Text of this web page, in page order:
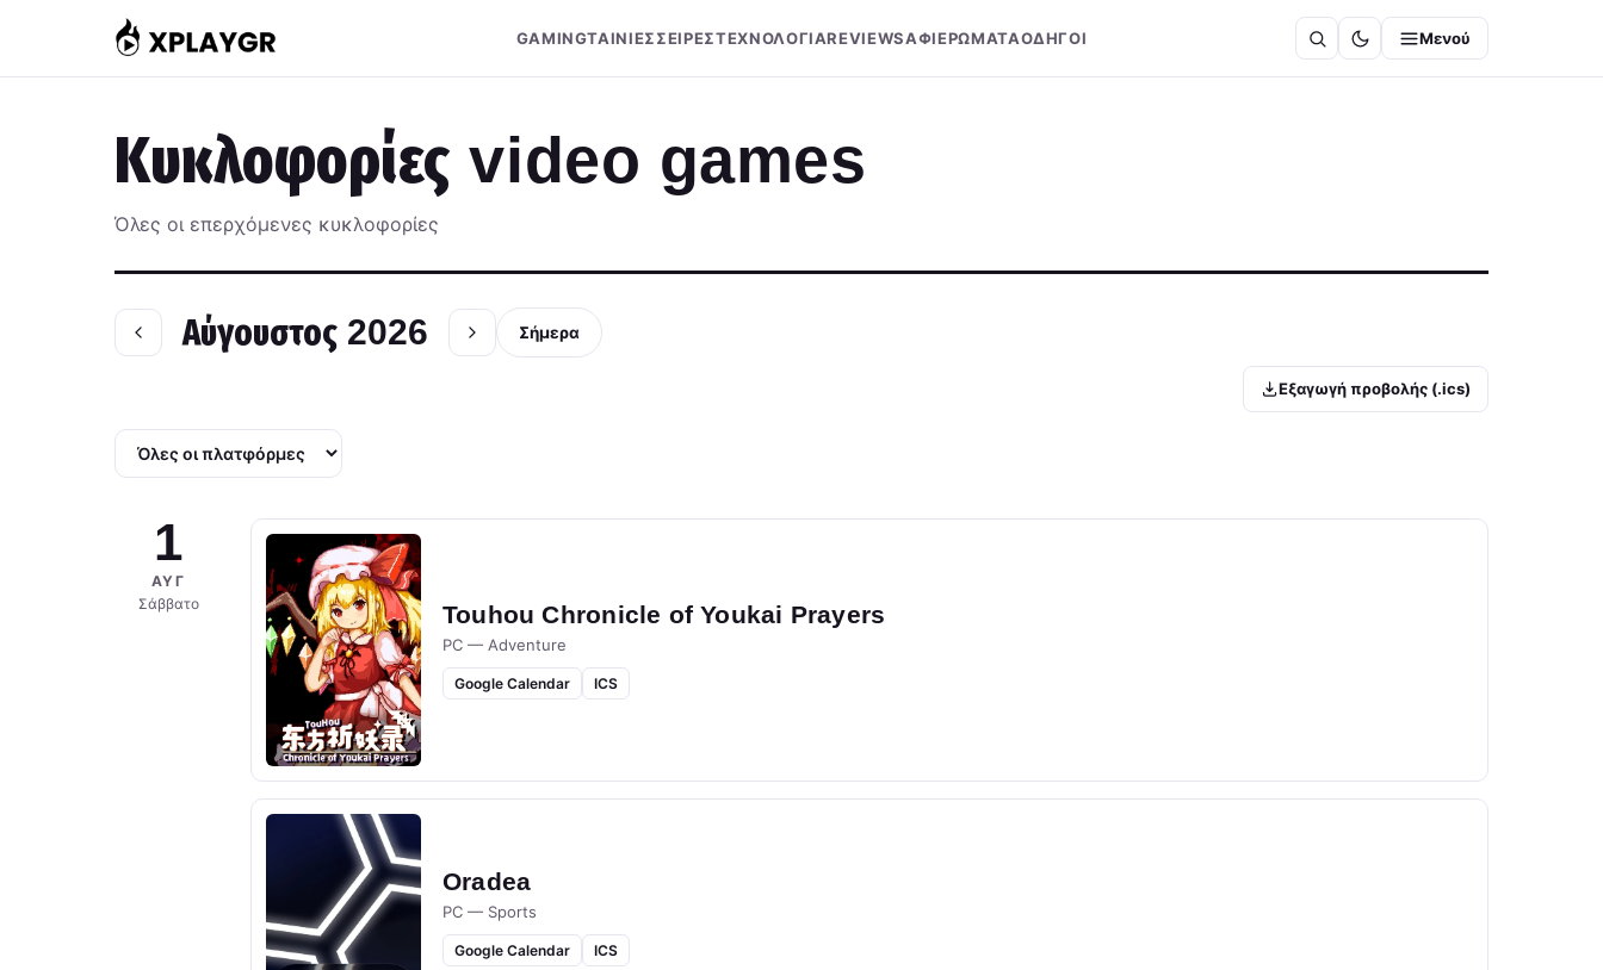
περιεχόμενο
GAMINGΤΑΙΝΙΕΣΣΕΙΡΕΣΤΕΧΝΟΛΟΓΙΑREVIEWSΑΦΙΕΡΩΜΑΤΑΟΔΗΓΟΙ Μενού
Κυκλοφορίες video games
Όλες οι επερχόμενες κυκλοφορίες
Αύγουστος 2026 Σήμερα
Εξαγωγή προβολής (.ics)
1
ΑΥΓ
Σάββατο
Touhou Chronicle of Youkai Prayers
PC — Adventure
Google Calendar ICS
Oradea
PC — Sports
Google Calendar ICS